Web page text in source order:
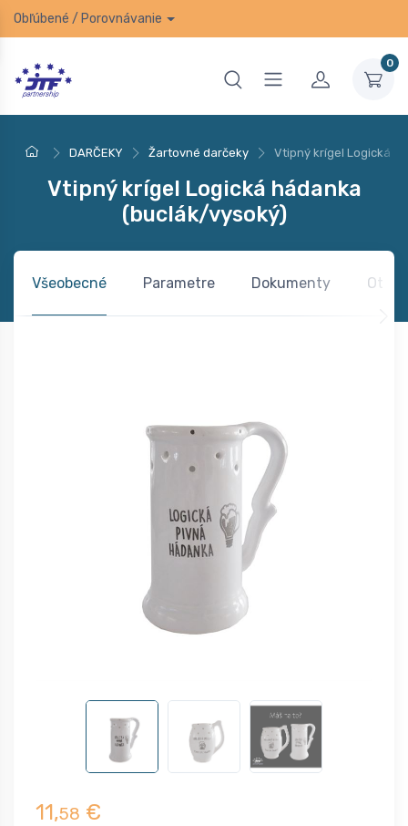
Obľúbené / Porovnávanie
0
DARČEKY Žartovné darčeky Vtipný krígel Logická
Vtipný krígel Logická hádanka
(buclák/vysoký)
Všeobecné Parametre Dokumenty
11,58 €